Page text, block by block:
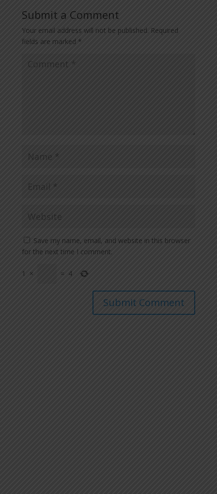
Submit a Comment
Your email address will not be published. Required
fields are marked *
Save my name, email, and website in this browser
for the next time I comment.
1 × = 4